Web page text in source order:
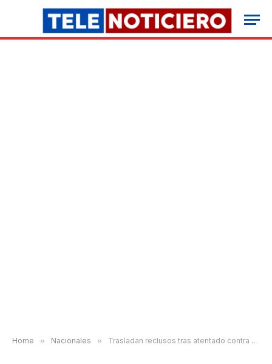
Home » Nacionales » Trasladan reclusos tras atentado contra subdirectora en cárcel de Rafey y refuerzan seguridad penitenciaria